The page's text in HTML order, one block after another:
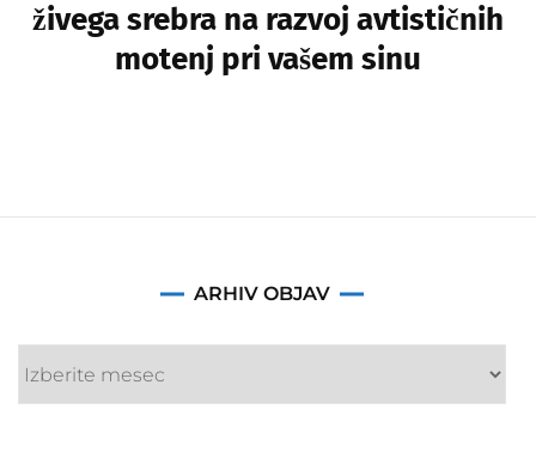
živega srebra na razvoj avtističnih
motenj pri vašem sinu
ARHIV OBJAV
Arhiv